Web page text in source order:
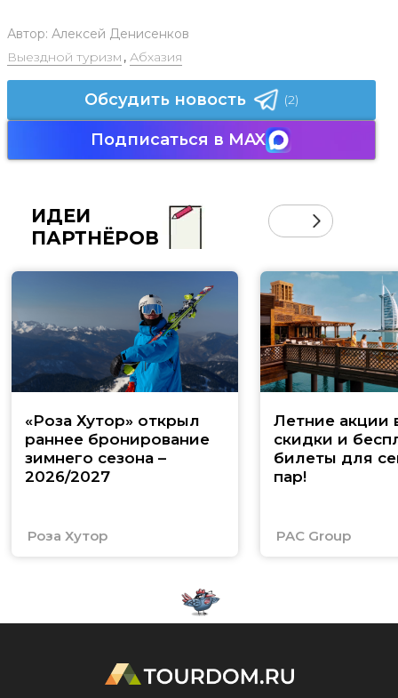
Автор: Алексей Денисенков
Выездной туризм , Абхазия
Обсудить новость (2)
Подписаться в MAX
ИДЕИ
ПАРТНЁРОВ
«Роза Хутор» открыл
раннее бронирование
зимнего сезона –
2026/2027
Роза Хутор
Летние акции
скидки и
билеты для
пар!
PAC Group